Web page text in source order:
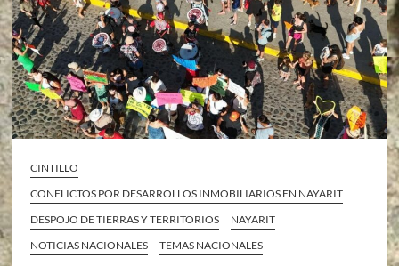
CINTILLO
CONFLICTOS POR DESARROLLOS INMOBILIARIOS EN NAYARIT
DESPOJO DE TIERRAS Y TERRITORIOS
NAYARIT
NOTICIAS NACIONALES
TEMAS NACIONALES